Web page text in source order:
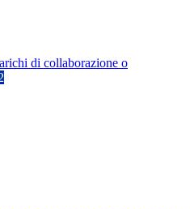
di collaborazione o